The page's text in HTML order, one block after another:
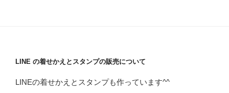
LINE の着せかえとスタンプの販売について
LINEの着せかえとスタンプも作っています^^